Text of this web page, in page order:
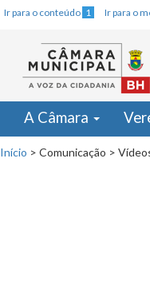
Ir para o conteúdo 1 Ir para o
A Câmara
Início > Comunicação >